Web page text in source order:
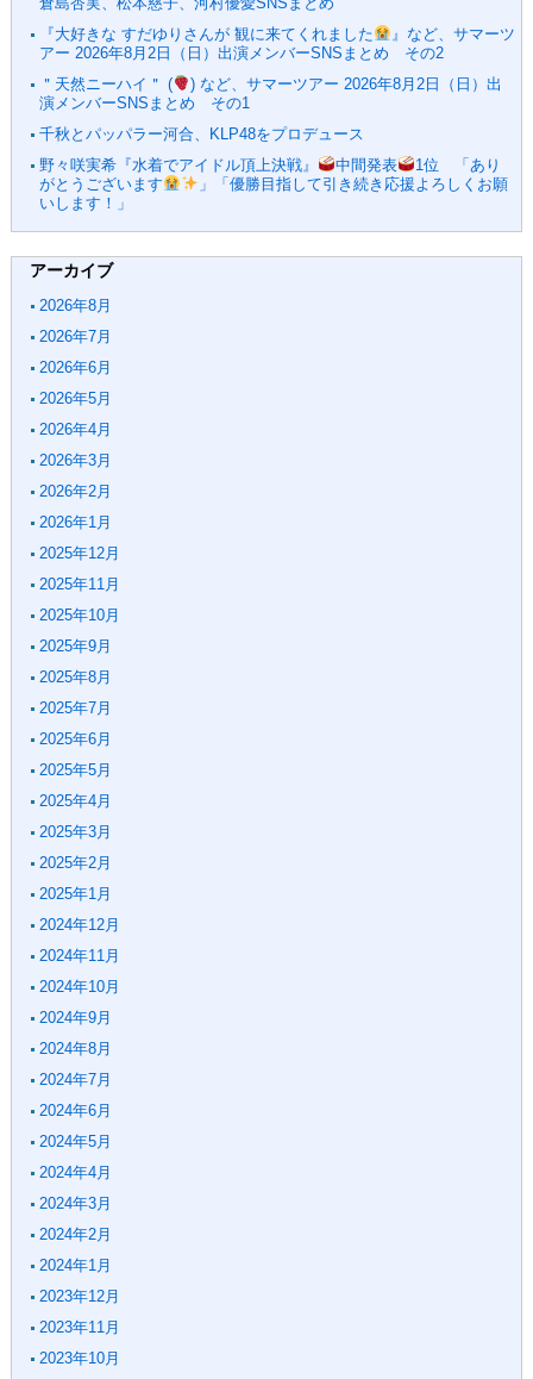
『大好きな すだゆりさんが 観に来てくれました
』など、サマーツ
アー 2026年8月2日（日）出演メンバーSNSまとめ その2
＂天然ニーハイ＂ (
) など、サマーツアー 2026年8月2日（日）出
演メンバーSNSまとめ その1
千秋とパッパラー河合、KLP48をプロデュース
野々咲実希『水着でアイドル頂上決戦』
中間発表
1位 「あり
がとうございます
」「優勝目指して引き続き応援よろしくお願
いします！」
アーカイブ
2026年8月
2026年7月
2026年6月
2026年5月
2026年4月
2026年3月
2026年2月
2026年1月
2025年12月
2025年11月
2025年10月
2025年9月
2025年8月
2025年7月
2025年6月
2025年5月
2025年4月
2025年3月
2025年2月
2025年1月
2024年12月
2024年11月
2024年10月
2024年9月
2024年8月
2024年7月
2024年6月
2024年5月
2024年4月
2024年3月
2024年2月
2024年1月
2023年12月
2023年11月
2023年10月